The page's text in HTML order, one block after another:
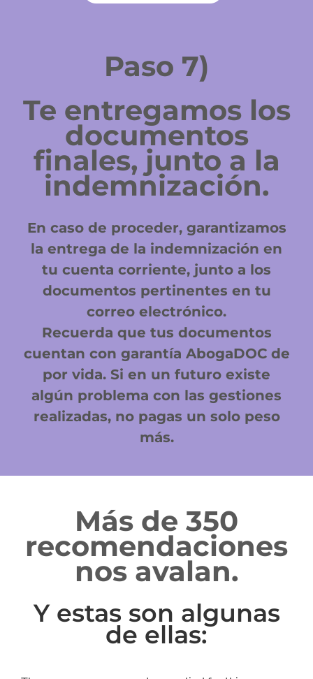
Paso 7)
Te entregamos los
documentos
finales, junto a la
indemnización.
En caso de proceder, garantizamos
la entrega de la indemnización en
tu cuenta corriente, junto a los
documentos pertinentes en tu
correo electrónico.
Recuerda que tus documentos
cuentan con garantía AbogaDOC de
por vida. Si en un futuro existe
algún problema con las gestiones
realizadas, no pagas un solo peso
más.
Más de 350
recomendaciones
nos avalan.
Y estas son algunas
de ellas: